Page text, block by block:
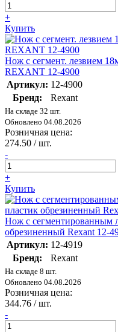
+
Купить
Нож с сегмент. лезвием
REXANT 12-4900
Артикул: 12-4900
Бренд:
Rexant
На складе 32 шт.
Обновлено 04.08.2026
Розничная цена:
274.50 / шт.
-
+
Купить
Нож с сегментированным
обрезиненный Rexant 12-
Артикул: 12-4919
Бренд:
Rexant
На складе 8 шт.
Обновлено 04.08.2026
Розничная цена:
344.76 / шт.
-